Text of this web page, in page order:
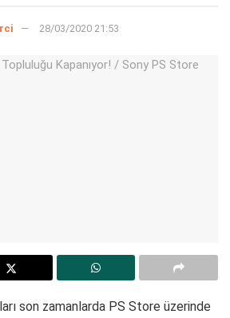
28/03/2020 21:53
son zamanlarda PS Store üzerinde